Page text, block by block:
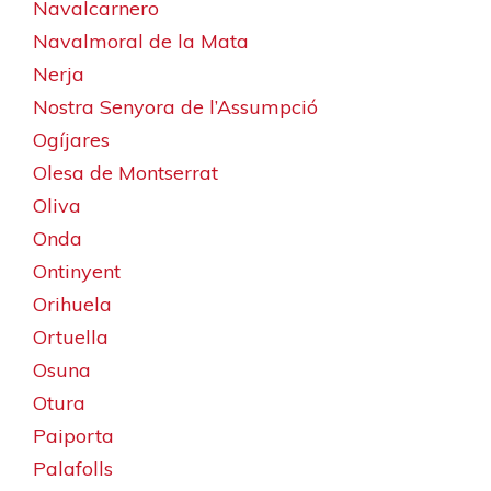
Navalcarnero
Navalmoral de la Mata
Nerja
Nostra Senyora de l’Assumpció
Ogíjares
Olesa de Montserrat
Oliva
Onda
Ontinyent
Orihuela
Ortuella
Osuna
Otura
Paiporta
Palafolls